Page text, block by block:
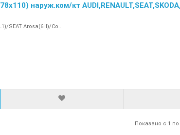
наруж.ком/кт
SEAT Arosa(6H)/Co..
Показано с 1